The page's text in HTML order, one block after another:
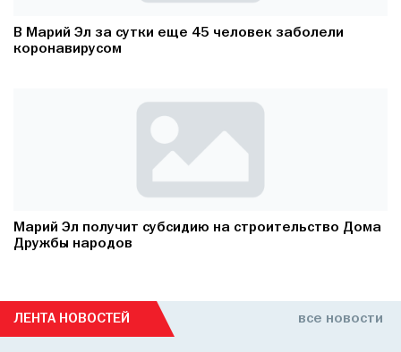
В Марий Эл за сутки еще 45 человек заболели
коронавирусом
Марий Эл получит субсидию на строительство Дома
Дружбы народов
ЛЕНТА НОВОСТЕЙ все новости